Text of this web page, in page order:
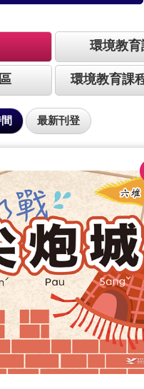
環境教育
環境教育課
最新刊登